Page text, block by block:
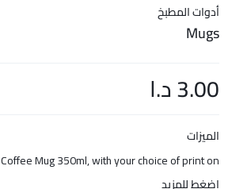
أدوات المطبخ
Mugs
3.00د.ا
الميزات
Coffee Mug 350ml, with your choice of print on
اضغط للمزيد